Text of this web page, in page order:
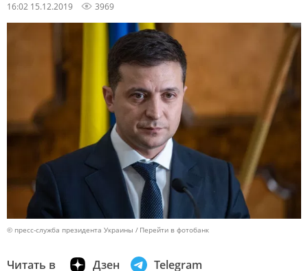
16:02 15.12.2019 3969
© пресс-служба президента Украины Перейти в фотобанк
Читать в Дзен Telegram